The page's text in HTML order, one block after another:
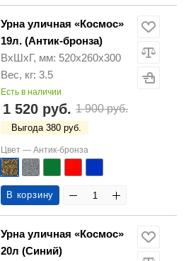
Урна уличная «Космос»
19л. (Антик-бронза)
ВхШхГ, мм: 520х260х300
Вес, кг: 3.5
Есть в наличии
1 520 руб. 1 900 руб.
Выгода 380 руб.
Цвет — Антик-бронза
В корзину
Урна уличная «Космос»
20л (Синий)